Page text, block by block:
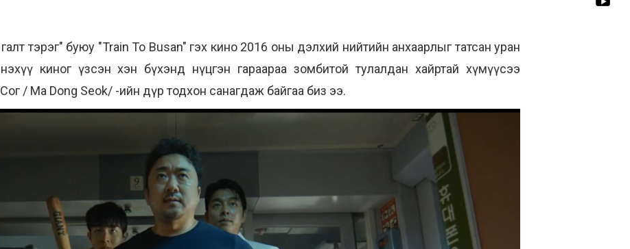
тэрэг" буюу "Train To Busan" гэх кино 2016 оны дэлхий нийтийн анхаарлыг татсан уран
киног үзсэн хэн бүхэнд нүцгэн гараараа зомбитой тулалдан хайртай хүмүүсээ
/ Ma Dong Seok/ -ийн дүр тодхон санагдаж байгаа биз ээ.